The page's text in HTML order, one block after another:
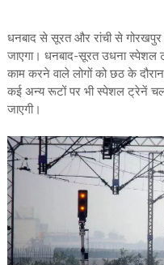
धनबाद से सूरत और रांची से
जाएगा। धनबाद-सूरत उधना
काम करने वाले लोगों को छठ के
कई अन्य रूटों पर भी स्पेशल ट्रेनें
जाएगी।